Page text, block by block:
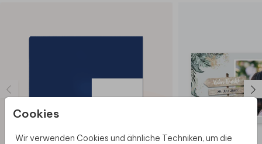
Cookies
Wir verwenden Cookies und ähnliche Techniken, um die